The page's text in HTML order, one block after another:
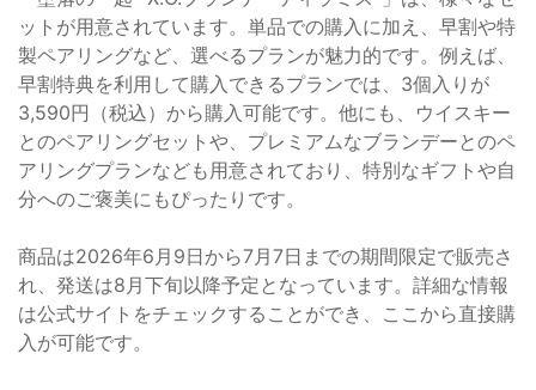
ットが用意されています。単品での購入に加え、早割や特
製ペアリングなど、選べるプランが魅力的です。例えば、
早割特典を利用して購入できるプランでは、3個入りが
3,590円（税込）から購入可能です。他にも、ウイスキー
とのペアリングセットや、プレミアムなブランデーとのペ
アリングプランなども用意されており、特別なギフトや自
分へのご褒美にもぴったりです。
商品は2026年6月9日から7月7日までの期間限定で販売さ
れ、発送は8月下旬以降予定となっています。詳細な情報
は公式サイトをチェックすることができ、ここから直接購
入が可能です。